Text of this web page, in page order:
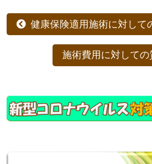
健康保険適用施術に対して
施術費用に対しての